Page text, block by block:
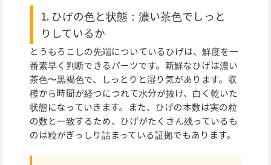
1. ひげの色と状態：濃い茶色でしっと
りしているか
とうもろこしの先端についているひげは、鮮度を一
番素早く判断できるパーツです。新鮮なひげは濃い
茶色〜黒褐色で、しっとりと湿り気があります。収
穫から時間が経つにつれて水分が抜け、白く乾いた
状態になっていきます。また、ひげの本数は実の粒
の数と一致するため、ひげがたくさん残っているも
のは粒がぎっしり詰まっている証拠でもあります。